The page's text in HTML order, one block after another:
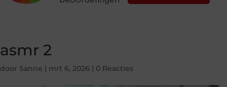
asmr 2
door Sanne | mrt 6, 2026 | 0 Reacties